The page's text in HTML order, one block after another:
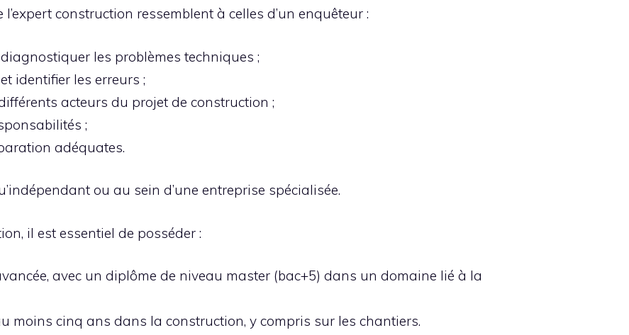
construction ressemblent à celles d’un enquêteur :
les problèmes techniques ;
identifier les erreurs ;
acteurs du projet de construction ;
;
adéquates.
ou au sein d’une entreprise spécialisée.
il est essentiel de posséder :
avec un diplôme de niveau master (bac+5) dans un domaine lié à la
moins cinq ans dans la construction, y compris sur les chantiers.